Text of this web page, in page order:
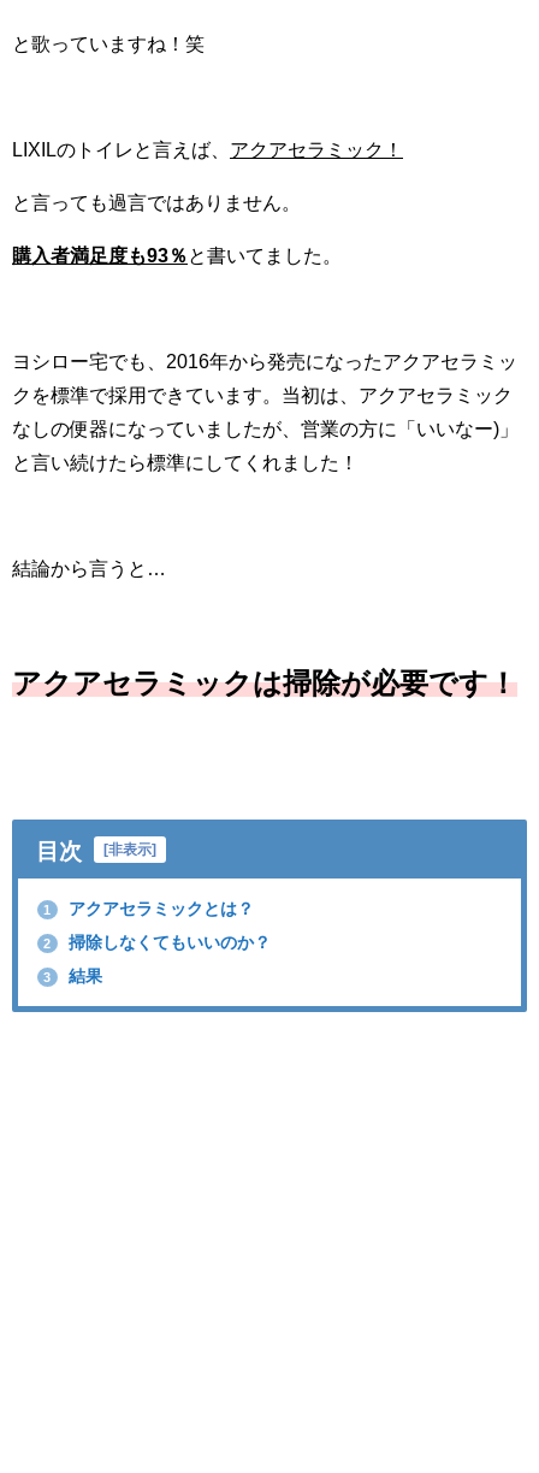
と歌っていますね！笑
LIXILのトイレと言えば、 アクアセラミック！
と言っても過言ではありません。
購入者満足度も93％ と書いてました。
ヨシロー宅でも、2016年から発売になったアクアセラミッ
クを標準で採用できています。当初は、アクアセラミック
なしの便器になっていましたが、営業の方に「いいなー)」
と言い続けたら標準にしてくれました！
結論から言うと…
アクアセラミックは掃除が必要です！
目次 [非表示]
1 アクアセラミックとは？
2 掃除しなくてもいいのか？
3 結果